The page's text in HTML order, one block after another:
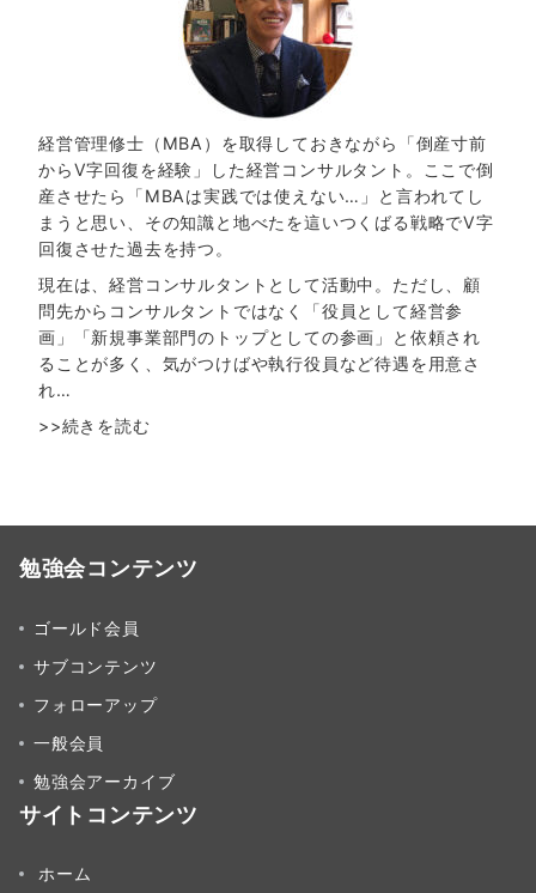
経営管理修士（MBA）を取得しておきながら「倒産寸前
からV字回復を経験」した経営コンサルタント。ここで倒
産させたら「MBAは実践では使えない…」と言われてし
まうと思い、その知識と地べたを這いつくばる戦略でV字
回復させた過去を持つ。
現在は、経営コンサルタントとして活動中。ただし、顧
問先からコンサルタントではなく「役員として経営参
画」「新規事業部門のトップとしての参画」と依頼され
ることが多く、気がつけばや執行役員など待遇を用意さ
れ…
>>続きを読む
勉強会コンテンツ
ゴールド会員
サブコンテンツ
フォローアップ
一般会員
勉強会アーカイブ
サイトコンテンツ
ホーム